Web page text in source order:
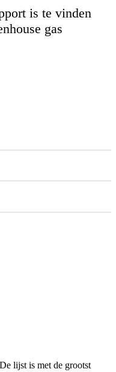
is te vinden
gas
lijst is met de grootst